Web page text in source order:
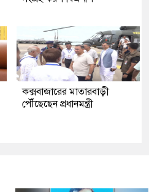
কক্সবাজারের মাতারবাড়ী
পৌঁছেছেন প্রধানমন্ত্রী